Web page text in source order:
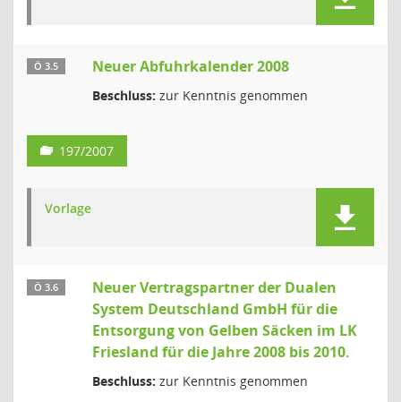
Ö 3.5 Neuer Abfuhrkalender 2008
Beschluss: zur Kenntnis genommen
197/2007
Vorlage
Ö 3.6
Neuer Vertragspartner der Dualen
System Deutschland GmbH für die
Entsorgung von Gelben Säcken im LK
Friesland für die Jahre 2008 bis 2010.
Beschluss: zur Kenntnis genommen